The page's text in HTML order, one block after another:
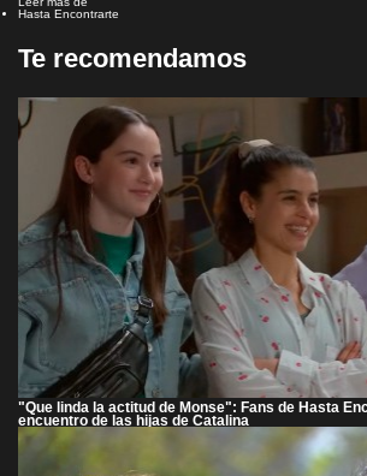
Hasta Encontrarte
Te recomendamos
"Que linda la actitud de Monse": Fans de Hasta
encuentro de las hijas de Catalina